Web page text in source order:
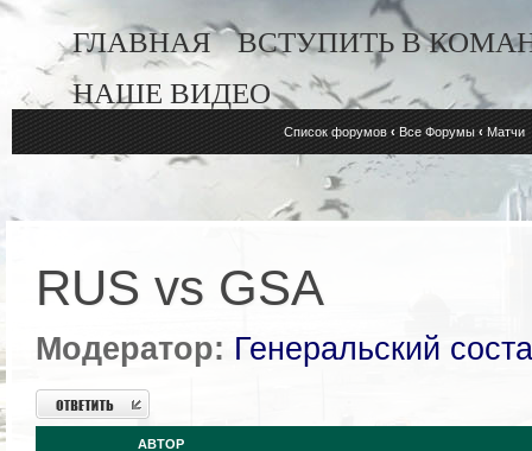
ГЛАВНАЯ
ВСТУПИТЬ В
НАШЕ ВИДЕО
Список форумов ‹ Все Форумы ‹ Матчи
RUS vs GSA
Модератор: Генеральский
Ответить
АВТОР